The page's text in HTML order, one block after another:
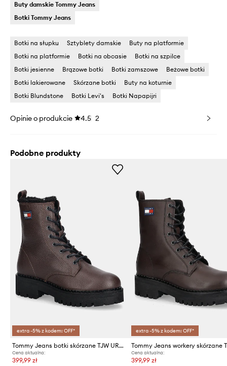
Buty damskie Tommy Jeans
Botki Tommy Jeans
Botki na słupku Sztyblety damskie
Buty na platformie
Botki na platformie
Botki na obcasie
Botki na szpilce
Botki jesienne
Brązowe botki Botki zamszowe
Beżowe botki
Botki lakierowane
Skórzane botki
Buty na koturnie
Botki Blundstone
Botki Levi's Botki Napapijri
Opinie o produkcie 4.5 2
Podobne produkty
extra -5% z kodem: OFF*
Tommy Jeans botki skórzane TJW URBAN LACEUP BOOT WL
Cena aktualna:
399,99 zł
extra -5% z kodem: OFF*
Cena aktualna:
399,99 zł